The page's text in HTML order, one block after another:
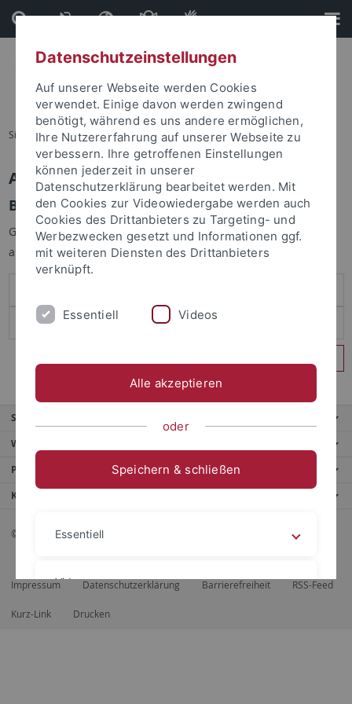
Direkt
zum
Inhalt
Direkt
zur
Fußleiste
Sie sind hier: Startseite
Anmelden
Benutzeranmeldung
Geben Sie Ihren Benutzernamen und Ihr Passwort an um sich
anzumelden:
Service
Weitere Angebote
Portale
Kontaktinfo
© 2026 Eberhard Karls Universität Tübingen, Tübingen
Impressum Datenschutzerklärung Barrierefreiheit RSS-Feed
Kurz-Link Drucken
Datenschutzeinstellungen
Auf unserer Webseite werden Cookies
verwendet. Einige davon werden zwingend
benötigt, während es uns andere ermöglichen,
Ihre Nutzererfahrung auf unserer Webseite zu
verbessern. Ihre getroffenen Einstellungen
können jederzeit in unserer
Datenschutzerklärung bearbeitet werden. Mit
den Cookies zur Videowiedergabe werden auch
Cookies des Drittanbieters zu Targeting- und
Werbezwecken gesetzt und Informationen ggf.
mit weiteren Diensten des Drittanbieters
verknüpft.
Essentiell Videos
Alle akzeptieren
oder
Speichern & schließen
Essentiell
Videos